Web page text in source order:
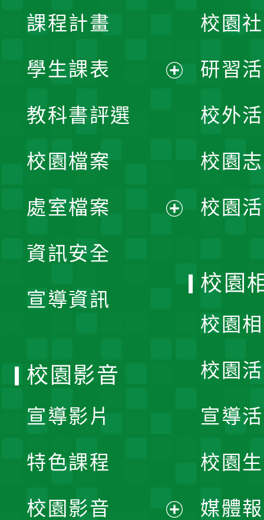
課程計畫
學生課表
單
教科書評選
校園檔案
處室檔案
資訊安全
宣導資訊
校園
研習
校外
校園
校園
校園
校園
校園
宣導
校園
媒體
校園影音
宣導影片
特色課程
校園影音